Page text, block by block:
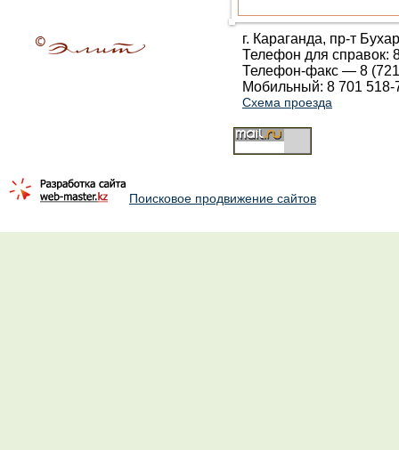
г. Караганда, пр-т
Телефон для справок:
Телефон-факс — 8
Мобильный: 8 701 518-
Схема проезда
Поисковое продвижение сайтов